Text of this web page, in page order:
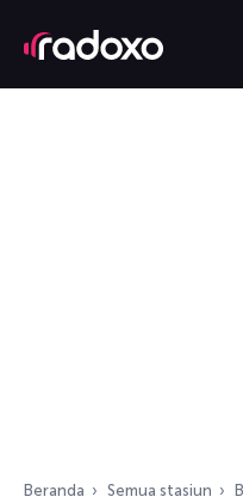
Beranda Semua stasiun